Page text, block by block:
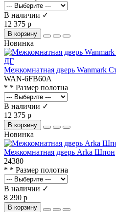
В наличии ✓
12 375 р
В корзину
Новинка
Межкомнатная дверь Wanmark
WAN-6FB60A
* * Размер полотна
В наличии ✓
12 375 р
В корзину
Новинка
Межкомнатная дверь Arka Шпон
24380
* * Размер полотна
В наличии ✓
8 290 р
В корзину